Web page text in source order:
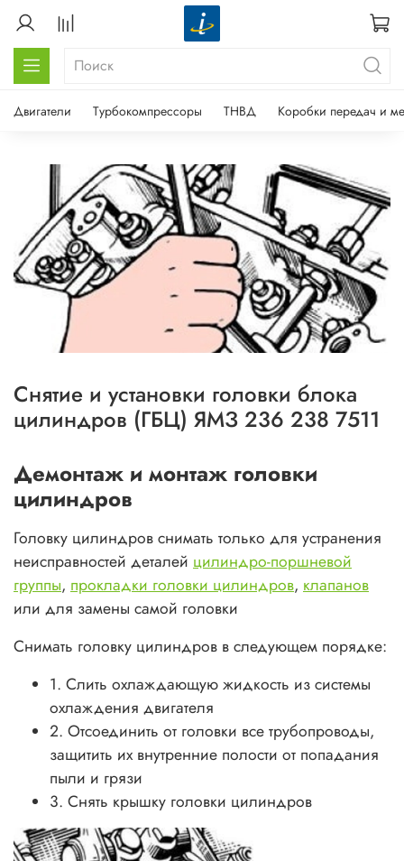
Двигатели Турбокомпрессоры ТНВД Коробки передач и
Снятие и установки головки блока
цилиндров (ГБЦ) ЯМЗ 236 238 7511
Демонтаж и монтаж головки
цилиндров
Головку цилиндров снимать только для устранения
неисправностей деталей цилиндро-поршневой
группы, прокладки головки цилиндров, клапанов
или для замены самой головки
Снимать головку цилиндров в следующем порядке:
1. Слить охлаждающую жидкость из системы
охлаждения двигателя
2. Отсоединить от головки все трубопроводы,
защитить их внутренние полости от попадания
пыли и грязи
3. Снять крышку головки цилиндров